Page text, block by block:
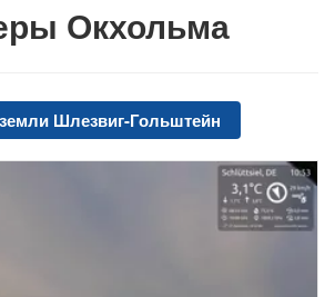
Окхольма
Шлезвиг-Гольштейн